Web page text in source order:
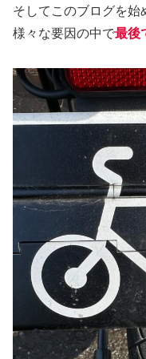
そしてこのブログを始
様々な要因の中で最後